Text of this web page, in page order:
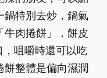
鍋特別去炒，鍋氣
牛肉捲餅」，餅皮
，咀嚼時還可以吃
餅整體是偏向濕潤